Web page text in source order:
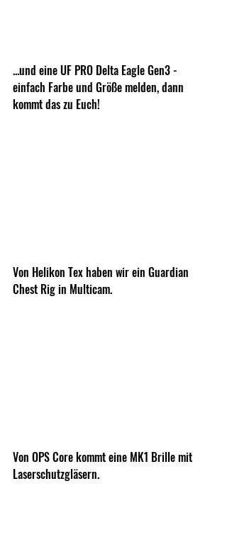
...und eine UF PRO Delta Eagle Gen3 -
einfach Farbe und Größe melden, dann
kommt das zu Euch!
Von Helikon Tex haben wir ein Guardian
Chest Rig in Multicam.
Von OPS Core kommt eine MK1 Brille mit
Laserschutzgläsern.